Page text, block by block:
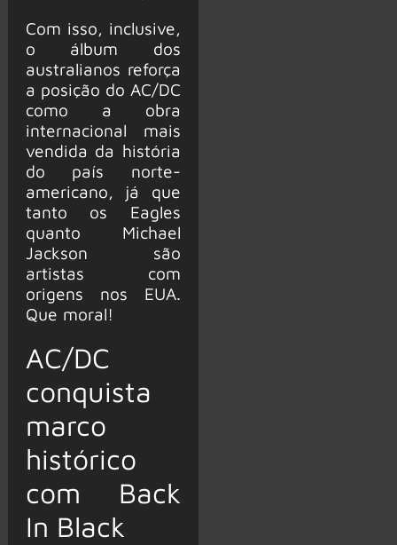
Com isso, inclusive,
o álbum dos
australianos reforça
a posição do AC/DC
como a obra
internacional mais
vendida da história
do país norte-
americano, já que
tanto os Eagles
quanto Michael
Jackson são
artistas com
origens nos EUA.
Que moral!
AC/DC
conquista
marco
histórico
com Back
In Black